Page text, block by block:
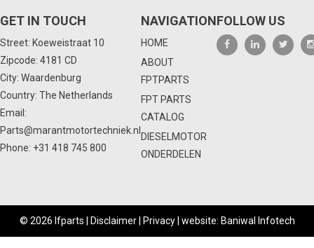
GET IN TOUCH
Street: Koeweistraat 10
Zipcode: 4181 CD
City: Waardenburg
Country: The Netherlands
Email:
Parts@marantmotortechniek.nl
Phone: +31 418 745 800
NAVIGATION
HOME
ABOUT
FPTPARTS
FPT PARTS
CATALOG
DIESELMOTOR
ONDERDELEN
FOLLOW US
© 2026 Ifparts | Disclaimer| Privacy| website: Baniwal Infotech